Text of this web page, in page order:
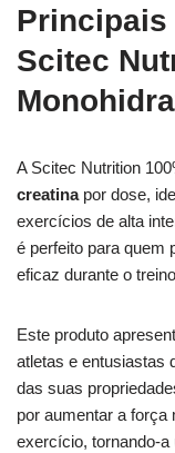
Scitec
A Scitec Nutrition
creatinapor dose,
exercícios de alta
é perfeito para quem
eficaz durante o
Este produto
atletas e entusiastas
das suas
por aumentar a
exercício, tornando-a